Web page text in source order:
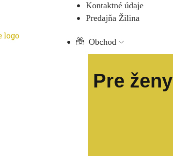
Kontaktné údaje
Predajňa Žilina
Obchod
Pre ženy